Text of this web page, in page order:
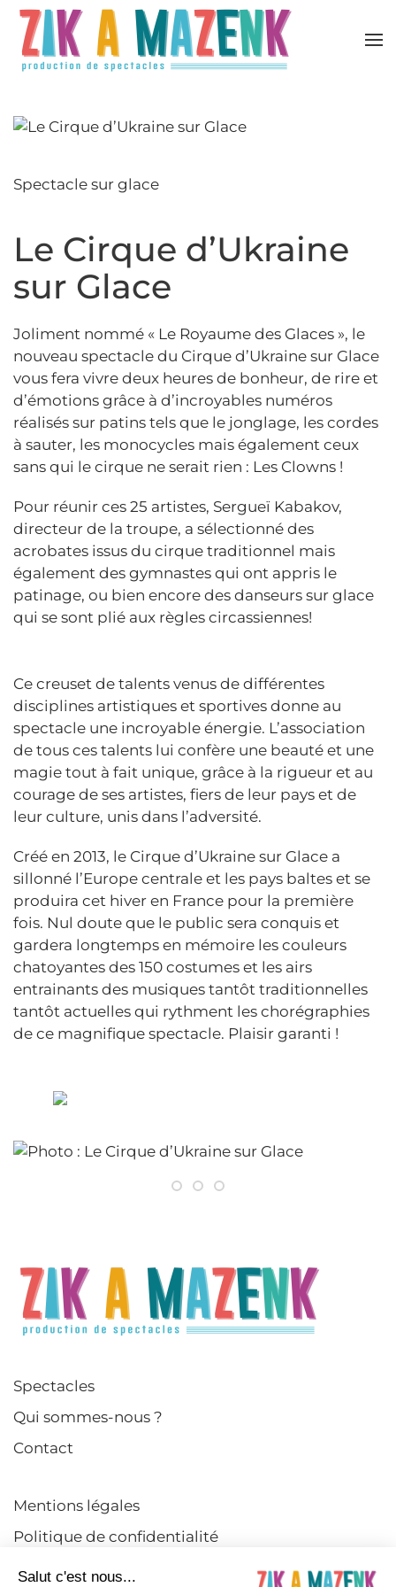
Accéder au contenu principal
Spectacle sur glace
Le Cirque d’Ukraine
sur Glace
Joliment nommé « Le Royaume des Glaces », le
nouveau spectacle du Cirque d’Ukraine sur Glace
vous fera vivre deux heures de bonheur, de rire et
d’émotions grâce à d’incroyables numéros
réalisés sur patins tels que le jonglage, les cordes
à sauter, les monocycles mais également ceux
sans qui le cirque ne serait rien : Les Clowns !
Pour réunir ces 25 artistes, Sergueï Kabakov,
directeur de la troupe, a sélectionné des
acrobates issus du cirque traditionnel mais
également des gymnastes qui ont appris le
patinage, ou bien encore des danseurs sur glace
qui se sont plié aux règles circassiennes!
Ce creuset de talents venus de différentes
disciplines artistiques et sportives donne au
spectacle une incroyable énergie. L’association
de tous ces talents lui confère une beauté et une
magie tout à fait unique, grâce à la rigueur et au
courage de ses artistes, fiers de leur pays et de
leur culture, unis dans l’adversité.
Créé en 2013, le Cirque d’Ukraine sur Glace a
sillonné l’Europe centrale et les pays baltes et se
produira cet hiver en France pour la première
fois. Nul doute que le public sera conquis et
gardera longtemps en mémoire les couleurs
chatoyantes des 150 costumes et les airs
entrainants des musiques tantôt traditionnelles
tantôt actuelles qui rythment les chorégraphies
de ce magnifique spectacle. Plaisir garanti !
Spectacles
Qui sommes-nous ?
Contact
Mentions légales
Politique de confidentialité
CGV